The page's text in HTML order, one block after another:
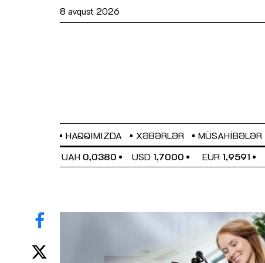
8 avqust 2026
HAQQIMIZDA XƏBƏRLƏR MÜSAHIBƏLƏR
UAH 0,0380 USD 1,7000 EUR 1,9591